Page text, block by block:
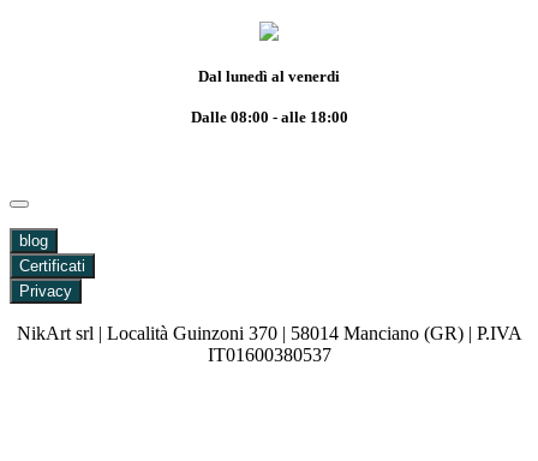
Dal lunedì al venerdi
Dalle 08:00 - alle 18:00
blog
Certificati
Privacy
NikArt srl | Località Guinzoni 370 | 58014 Manciano (GR) | P.IVA
IT01600380537